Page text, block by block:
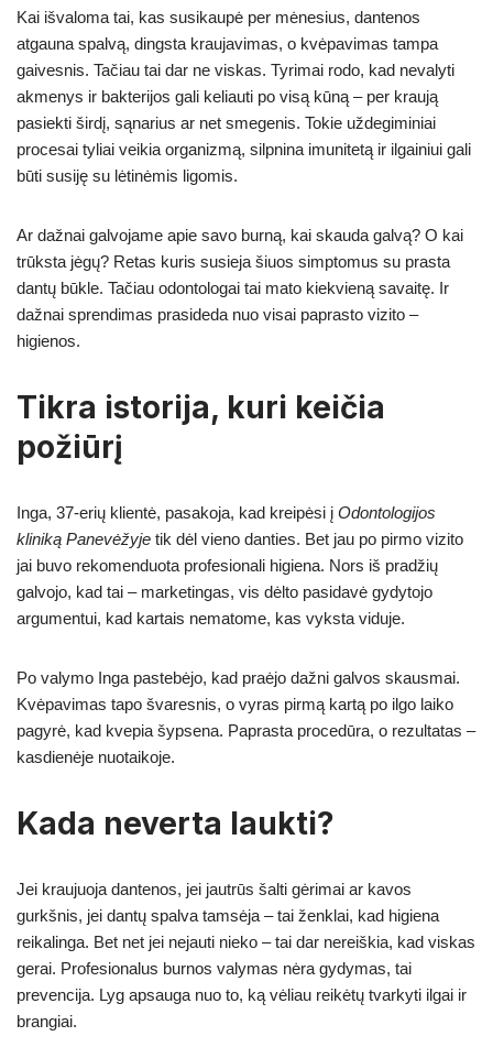
Kai išvaloma tai, kas susikaupė per mėnesius, dantenos
atgauna spalvą, dingsta kraujavimas, o kvėpavimas tampa
gaivesnis. Tačiau tai dar ne viskas. Tyrimai rodo, kad nevalyti
akmenys ir bakterijos gali keliauti po visą kūną – per kraują
pasiekti širdį, sąnarius ar net smegenis. Tokie uždegiminiai
procesai tyliai veikia organizmą, silpnina imunitetą ir ilgainiui gali
būti susiję su lėtinėmis ligomis.
Ar dažnai galvojame apie savo burną, kai skauda galvą? O kai
trūksta jėgų? Retas kuris susieja šiuos simptomus su prasta
dantų būkle. Tačiau odontologai tai mato kiekvieną savaitę. Ir
dažnai sprendimas prasideda nuo visai paprasto vizito –
higienos.
Tikra istorija, kuri keičia
požiūrį
Inga, 37-erių klientė, pasakoja, kad kreipėsi į Odontologijos
kliniką Panevėžyje tik dėl vieno danties. Bet jau po pirmo vizito
jai buvo rekomenduota profesionali higiena. Nors iš pradžių
galvojo, kad tai – marketingas, vis dėlto pasidavė gydytojo
argumentui, kad kartais nematome, kas vyksta viduje.
Po valymo Inga pastebėjo, kad praėjo dažni galvos skausmai.
Kvėpavimas tapo švaresnis, o vyras pirmą kartą po ilgo laiko
pagyrė, kad kvepia šypsena. Paprasta procedūra, o rezultatas –
kasdienėje nuotaikoje.
Kada neverta laukti?
Jei kraujuoja dantenos, jei jautrūs šalti gėrimai ar kavos
gurkšnis, jei dantų spalva tamsėja – tai ženklai, kad higiena
reikalinga. Bet net jei nejauti nieko – tai dar nereiškia, kad viskas
gerai. Profesionalus burnos valymas nėra gydymas, tai
prevencija. Lyg apsauga nuo to, ką vėliau reikėtų tvarkyti ilgai ir
brangiai.